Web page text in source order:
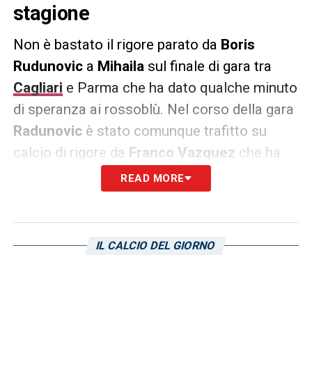
stagione
Non è bastato il rigore parato da Boris
Rudunovica Mihailasul finale di gara tra
Cagliari e Parma che ha dato qualche minuto
di speranza ai rossoblù. Nel corso della gara
Radunovicè stato comunque trafitto su
calcio di rigore da Franco Vazquez che ha
siglato il momentaneo 1-1.Il penalty
neutralizzato a Miahila, che ha tentato il
Cagliari in stagione.
READ MORE
IL CALCIO DEL GIORNO